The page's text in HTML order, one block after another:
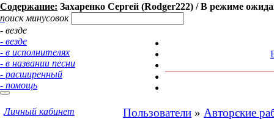
Содержание: Захаренко Сергей (Rodger222) / В режиме
поиск минусовок
- везде
- везде
- в исполнителях
- в названии песни
- расширенный
- помощь
Личный кабинет Пользователи » Авторские